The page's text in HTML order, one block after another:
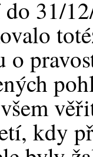
do 31/
o
kdy